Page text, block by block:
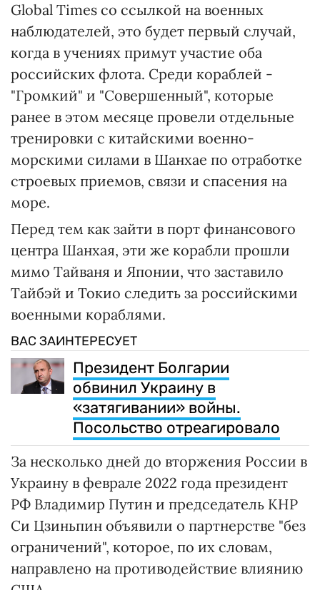
Global Times со ссылкой на военных
наблюдателей, это будет первый случай,
когда в учениях примут участие оба
российских флота. Среди кораблей -
"Громкий" и "Совершенный", которые
ранее в этом месяце провели отдельные
тренировки с китайскими военно-
морскими силами в Шанхае по отработке
строевых приемов, связи и спасения на
море.
Перед тем как зайти в порт финансового
центра Шанхая, эти же корабли прошли
мимо Тайваня и Японии, что заставило
Тайбэй и Токио следить за российскими
военными кораблями.
ВАС ЗАИНТЕРЕСУЕТ
Президент Болгарии
обвинил Украину в
«затягивании» войны.
Посольство отреагировало
За несколько дней до вторжения России в
Украину в феврале 2022 года президент
РФ Владимир Путин и председатель КНР
Си Цзиньпин объявили о партнерстве "без
ограничений", которое, по их словам,
направлено на противодействие влиянию